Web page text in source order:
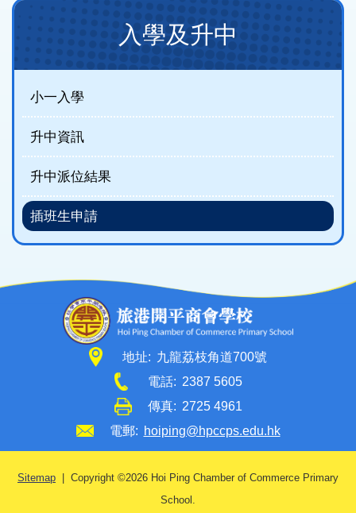
Main
(new)
入學及升中
小一入學
升中資訊
升中派位結果
插班生申請
地址: 九龍荔枝角道700號
電話: 2387 5605
傳真: 2725 4961
電郵: hoiping@hpccps.edu.hk
Sitemap | Copyright ©2026 Hoi Ping Chamber of Commerce Primary
School.